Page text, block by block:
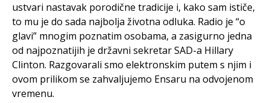
ustvari nastavak porodične tradicije i, kako sam ističe,
to mu je do sada najbolja životna odluka. Radio je “o
glavi” mnogim poznatim osobama, a zasigurno jedna
od najpoznatijih je državni sekretar SAD-a Hillary
Clinton. Razgovarali smo elektronskim putem s njim i
ovom prilikom se zahvaljujemo Ensaru na odvojenom
vremenu.